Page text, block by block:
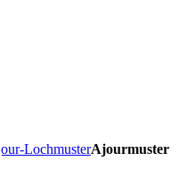
LochmusterAjourmuster